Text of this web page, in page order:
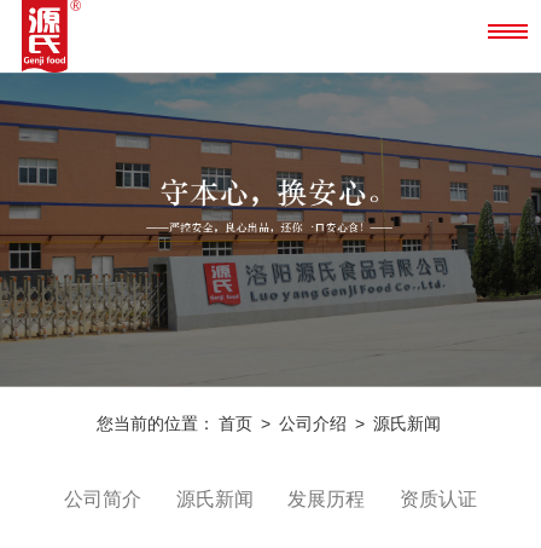
您当前的位置： 首页 > 公司介绍 > 源氏新闻
公司简介 源氏新闻 发展历程 资质认证